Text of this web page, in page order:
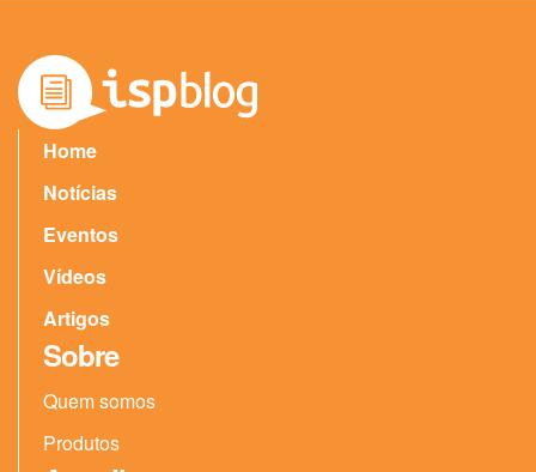
Home
Notícias
Eventos
Vídeos
Artigos
Sobre
Quem somos
Produtos